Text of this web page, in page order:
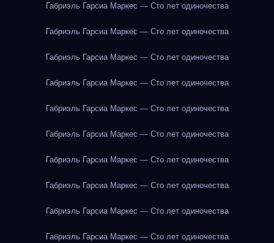
Габриэль Гарсиа Маркес — Сто лет одиночества
Габриэль Гарсиа Маркес — Сто лет одиночества
Габриэль Гарсиа Маркес — Сто лет одиночества
Габриэль Гарсиа Маркес — Сто лет одиночества
Габриэль Гарсиа Маркес — Сто лет одиночества
Габриэль Гарсиа Маркес — Сто лет одиночества
Габриэль Гарсиа Маркес — Сто лет одиночества
Габриэль Гарсиа Маркес — Сто лет одиночества
Габриэль Гарсиа Маркес — Сто лет одиночества
Габриэль Гарсиа Маркес — Сто лет одиночества